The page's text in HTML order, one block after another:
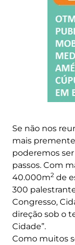
Se não nos
mais
poderemos
passos. Com
40.000m2 de
300
Congresso,
direção sob o
Cidade”.
Como muitos